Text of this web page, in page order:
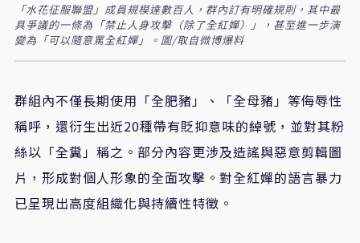
「水花征服聯盟」成員規模達數百人，群內訂有明確規則，其中最
具爭議的一條為「禁止人身攻擊（除了全紅嬋）」，甚至進一步演
變為「可以隨意罵全紅嬋」。圖/取自微博爆料
群組內不僅長期使用「全肥豬」、「全母豬」等侮辱性
稱呼，還衍生出近20種帶有貶抑意味的綽號，並對其粉
絲以「全糞」稱之。部分內容更涉及造謠與惡意剪輯圖
片，形成對個人形象的全面攻擊。對全紅嬋的語言暴力
已呈現出高度組織化與持續性特徵。